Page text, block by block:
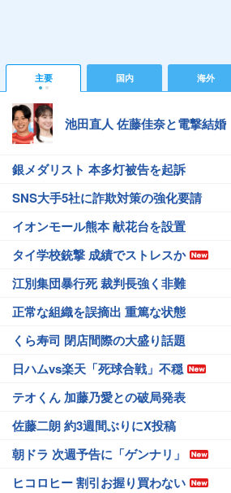
主要 国内 海外
池田直人 佐藤佳奈と電撃結婚
銀メダリスト 本多灯被告を起訴
SNS大手5社に詐欺対策の強化要請
イオンモール熊本 献花台を設置
タイ学校銃撃 成績でストレスか
江別集団暴行死 裁判長強く非難
正常な組織を誤摘出 重篤な状態
くら寿司 閉店間際の大盛り話題
日ハムvs楽天「死球合戦」不穏
テオくん 加藤乃愛との破局発表
佐藤二朗 約3週間ぶりにX投稿
朝ドラ 次週予告に「ゲンナリ」
ヒコロヒー 割引お握り買わない